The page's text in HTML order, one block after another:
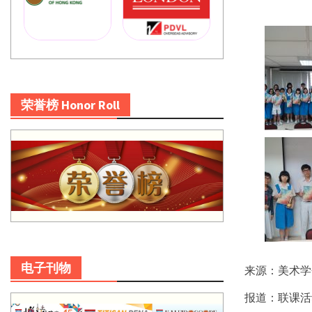
来源：美术
报道：联课
荣誉榜 Honor Roll
电子刊物